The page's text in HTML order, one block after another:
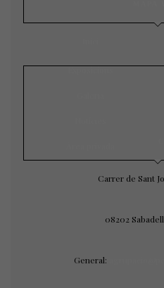
Exposicions
Carrer de Sant
08202
General: